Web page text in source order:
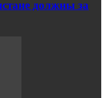
должны за